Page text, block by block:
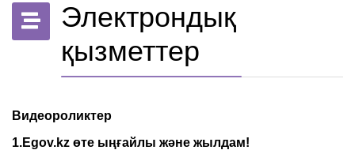
Электрондық
қызметтер
Видеороликтер
1.Egov.kz өте ыңғайлы және жылдам!